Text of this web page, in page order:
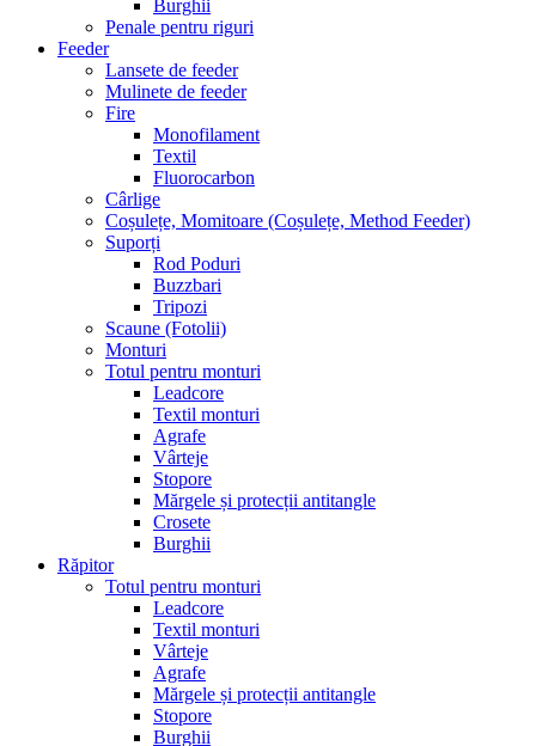
Burghii
Penale pentru riguri
Feeder
Lansete de feeder
Mulinete de feeder
Fire
Monofilament
Textil
Fluorocarbon
Cârlige
Coșulețe, Momitoare (Coșulețe, Method Feeder)
Suporți
Rod Poduri
Buzzbari
Tripozi
Scaune (Fotolii)
Monturi
Totul pentru monturi
Leadcore
Textil monturi
Agrafe
Vârteje
Stopore
Mărgele și protecții antitangle
Crosete
Burghii
Răpitor
Totul pentru monturi
Leadcore
Textil monturi
Vârteje
Agrafe
Mărgele și protecții antitangle
Stopore
Burghii